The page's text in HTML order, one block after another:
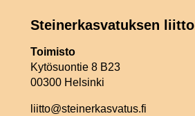
Steinerkasvatuksen liitto
Toimisto
Kytösuontie 8 B23
00300 Helsinki
liitto@steinerkasvatus.fi